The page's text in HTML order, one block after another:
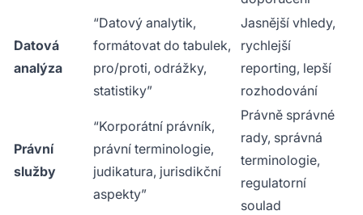
Datová
analýza
“Datový analytik,
formátovat do tabulek,
pro/proti, odrážky,
statistiky”
Jasnější vhledy,
rychlejší
reporting, lepší
rozhodování
Právní
služby
“Korporátní právník,
právní terminologie,
judikatura, jurisdikční
aspekty”
Právně správné
rady, správná
terminologie,
regulatorní
soulad